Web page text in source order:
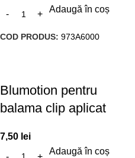
Adaugă în coș
COD PRODUS: 973A6000
Blumotion pentru
balama clip aplicat
7,50 lei
Adaugă în coș